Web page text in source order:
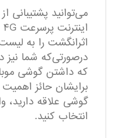
می‌توانید پشتیبانی
اثرانگشت را به
درصورتی‌که شما نیز
که داشتن گوشی
برایشان حائز
انتخاب کنید.